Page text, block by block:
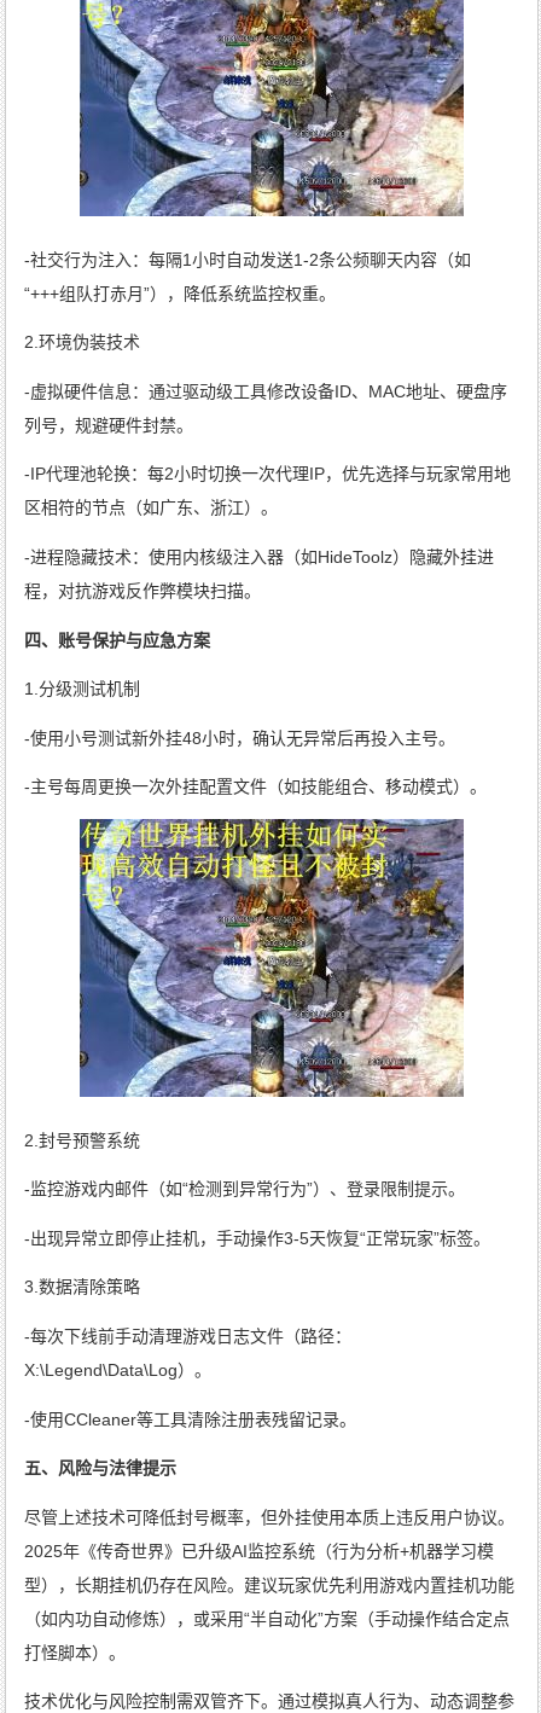
-社交行为注入：每隔1小时自动发送1-2条公频聊天内容（如
“+++组队打赤月”），降低系统监控权重。
2.环境伪装技术
-虚拟硬件信息：通过驱动级工具修改设备ID、MAC地址、硬盘序
列号，规避硬件封禁。
-IP代理池轮换：每2小时切换一次代理IP，优先选择与玩家常用地
区相符的节点（如广东、浙江）。
-进程隐藏技术：使用内核级注入器（如HideToolz）隐藏外挂进
程，对抗游戏反作弊模块扫描。
四、账号保护与应急方案
1.分级测试机制
-使用小号测试新外挂48小时，确认无异常后再投入主号。
-主号每周更换一次外挂配置文件（如技能组合、移动模式）。
2.封号预警系统
-监控游戏内邮件（如“检测到异常行为”）、登录限制提示。
-出现异常立即停止挂机，手动操作3-5天恢复“正常玩家”标签。
3.数据清除策略
-每次下线前手动清理游戏日志文件（路径：
X:\Legend\Data\Log）。
-使用CCleaner等工具清除注册表残留记录。
五、风险与法律提示
尽管上述技术可降低封号概率，但外挂使用本质上违反用户协议。
2025年《传奇世界》已升级AI监控系统（行为分析+机器学习模
型），长期挂机仍存在风险。建议玩家优先利用游戏内置挂机功能
（如内功自动修炼），或采用“半自动化”方案（手动操作结合定点
打怪脚本）。
技术优化与风险控制需双管齐下。通过模拟真人行为、动态调整参